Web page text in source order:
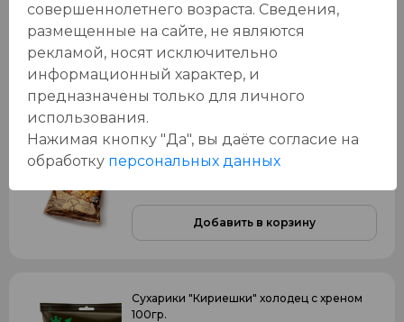
0
Добавить в корзину
Сухарики "СНЭКУШКИ" пшеничные
телятина на гриле 80гр.
70.99 ₽
Добавить в корзину
Сухарики "Кириешки" холодец с хреном
100гр.
совершеннолетнего возраста. Сведения,
размещенные на сайте, не являются
рекламой, носят исключительно
информационный характер, и
предназначены только для личного
использования.
Нажимая кнопку "Да", вы даёте cогласие на
обработку персональных данных